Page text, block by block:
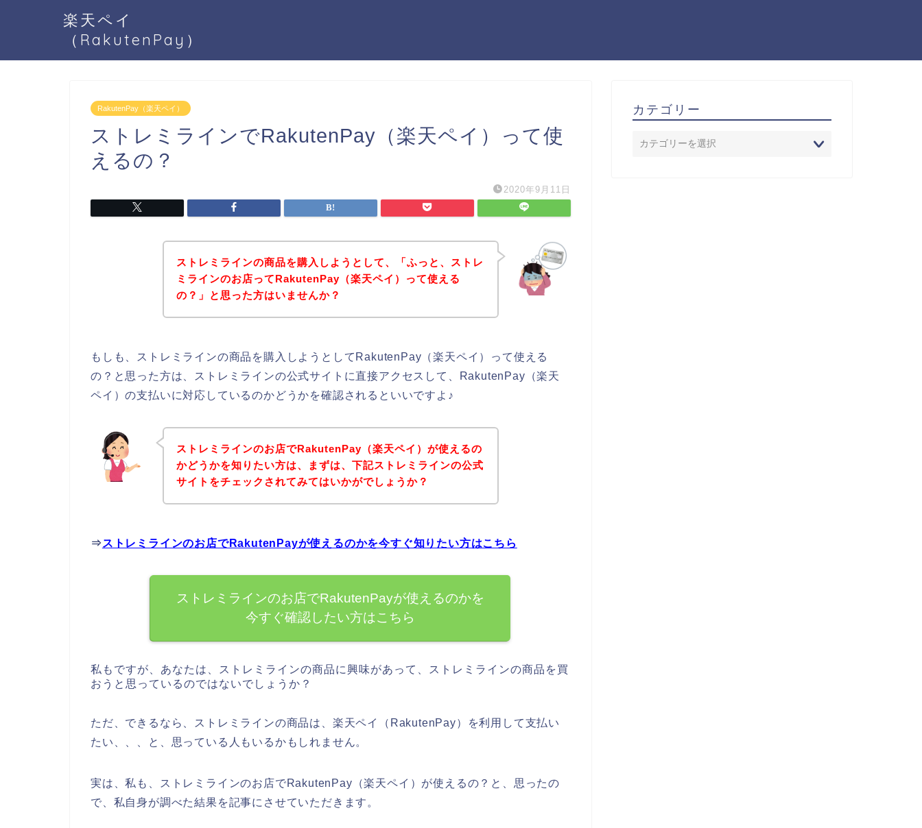
楽天ペイ
（RakutenPay）
RakutenPay（楽天ペイ）
ストレミラインでRakutenPay（楽天ペイ）って使
えるの？
2020年9月11日
ストレミラインの商品を購入しようとして、「ふっと、ストレ
ミラインのお店ってRakutenPay（楽天ペイ）って使える
の？」と思った方はいませんか？
もしも、ストレミラインの商品を購入しようとしてRakutenPay（楽天ペイ）って使える
の？と思った方は、ストレミラインの公式サイトに直接アクセスして、RakutenPay（楽天
ペイ）の支払いに対応しているのかどうかを確認されるといいですよ♪
ストレミラインのお店でRakutenPay（楽天ペイ）が使えるの
かどうかを知りたい方は、まずは、下記ストレミラインの公式
サイトをチェックされてみてはいかがでしょうか？
⇒ ストレミラインのお店でRakutenPayが使えるのかを今すぐ知りたい方はこちら
ストレミラインのお店でRakutenPayが使えるのかを
今すぐ確認したい方はこちら
私もですが、あなたは、ストレミラインの商品に興味があって、ストレミラインの商品を買
おうと思っているのではないでしょうか？
ただ、できるなら、ストレミラインの商品は、楽天ペイ（RakutenPay）を利用して支払い
たい、、、と、思っている人もいるかもしれません。
実は、私も、ストレミラインのお店でRakutenPay（楽天ペイ）が使えるの？と、思ったの
で、私自身が調べた結果を記事にさせていただきます。
カテゴリー